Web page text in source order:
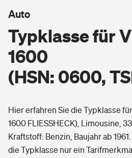
Berufsunfähigkeitsversicherung
Arbeitsrechtsschutz
Berufshaftpflichtversicherung
Wohnen
Wohngebäudeversicherung
Hausratversicherung
Elementarversicherung
Pri­vate Haft­pflicht­
Rechts­schutz­ver­si­che­rung
Gesundheit
Typklasse für
1600
(HSN: 0600,
Auto
Hier erfahren Sie die Typklasse
1600 FLIESSHECK), Limousine,
Kraftstoff: Benzin, Baujahr ab
die Typklasse nur ein